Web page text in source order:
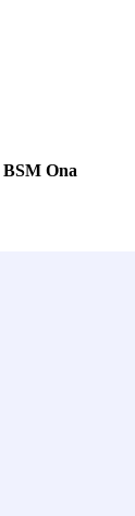
BSM Ona